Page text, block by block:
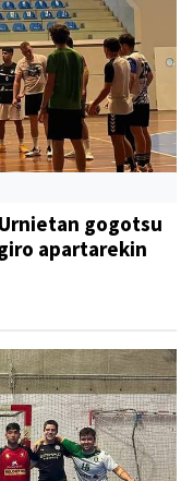
gogotsu
apartarekin